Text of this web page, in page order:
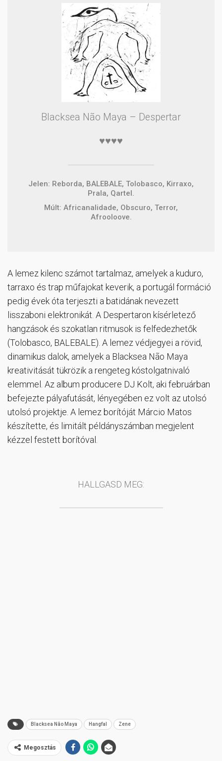
Blacksea Não Maya – Despertar
♥♥♥♥
Jelen: Reborda, BALEBALE, Tolobasco, Kirraxo,
Prala, Qartel.
Múlt: Africanalidade, Obscuro, Terror,
Afrooloove.
A lemez kilenc számot tartalmaz, amelyek a kuduro,
tarraxo és trap műfajokat keverik, a portugál formáció
pedig évek óta terjeszti a batidának nevezett
lisszaboni elektronikát. A Despertaron kísérletező
hangzások és szokatlan ritmusok is felfedezhetők
(Tolobasco, BALEBALE). A lemez védjegyei a rövid,
dinamikus dalok, amelyek a Blacksea Não Maya
kreativitását tükrözik a rengeteg kóstolgatnivaló
elemmel. Az album producere DJ Kolt, aki februárban
befejezte pályafutását, lényegében ez volt az utolsó
utolsó projektje. A lemez borítóját Márcio Matos
készítette, és limitált példányszámban megjelent
kézzel festett borítóval.
HALLGASD MEG:
Blacksea Não Maya Hangfal Zene
Megosztás